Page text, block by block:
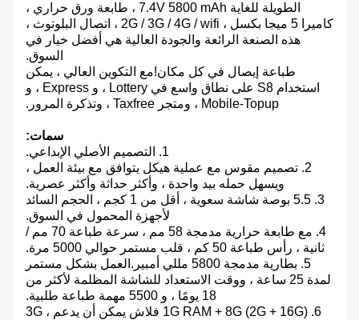
الطويلة للغاية 7.4V 5800 mAh ، طابعة ورق حراري ،
كاميرا 5 ميجا بكسل ، 2G / 3G / 4G / wifi ، اتصال البلوتوث ،
هذه الصنعة الرائعة والجودة العالية هي أفضل خيار في
السوق.
طباعة إيصال في كل مكان!مع التكوين العالي ، يمكن
استخدام S8 على نطاق واسع في Lottery ، و Express ، و
Mobile-Topup ، ومتجر Taxfree ، وتذكرة المرور.
سمات:
1. التصميم الأصلي الإبداعي.
2. تصميم مقوس مع عملية هيكل يتوافق مع بيئة العمل ،
ويسهل حمله بيد واحدة ، وأكثر حداثة وأكثر عصرية.
3. 5.5 بوصة شاشة سعوية ، أقل من 1 كجم ، الحجم السائد
لأجهزة المحمول في السوق.
4. مع طابعة حرارية مدمجة 58 مم ، سرعة طباعة 70 مم /
ثانية ، رأس طباعة 50 كم ، قلب مستمر حوالي 5000 مرة.
5. بطارية مدمجة 5800 مللي أمبير.العمل بشكل مستمر
لمدة 25 ساعة ، ووقت الاستعداد للشاشة المظلمة لأكثر من
18 يومًا ، و 5500 مهمة طباعة طلبية.
6. 1G RAM + 8G (2G + 16G) فلاش يمكن أن يدعم 3G ،